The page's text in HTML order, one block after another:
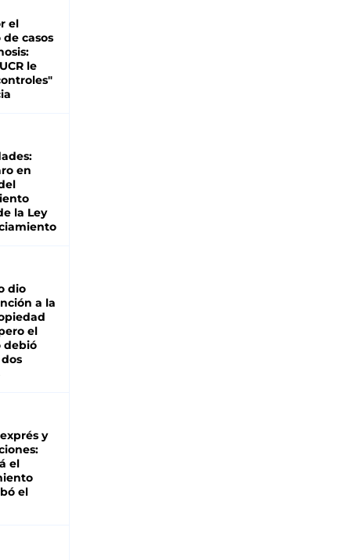
el
casos
le
en
la Ley
dio
a la
el
debió
y
el
el